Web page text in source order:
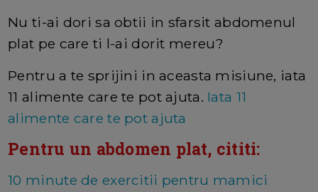
Nu ti-ai dori sa obtii in sfarsit abdomenul
plat pe care ti l-ai dorit mereu?
Pentru a te sprijini in aceasta misiune, iata
11 alimente care te pot ajuta. Iata 11
alimente care te pot ajuta
Pentru un abdomen plat, cititi:
10 minute de exercitii pentru mamici